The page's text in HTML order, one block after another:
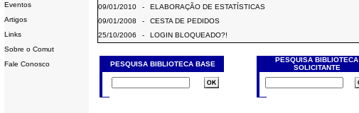
Eventos
Artigos
Links
Sobre o Comut
Fale Conosco
09/01/2010
-
ELABORAÇÃO DE ESTATÍSTICAS
09/01/2008
-
CESTA DE PEDIDOS
25/10/2006
- LOGIN BLOQUEADO?!
PESQUISA BIBLIOTECA BASE
PESQUISA BIBLIOTECA
SOLICITANTE